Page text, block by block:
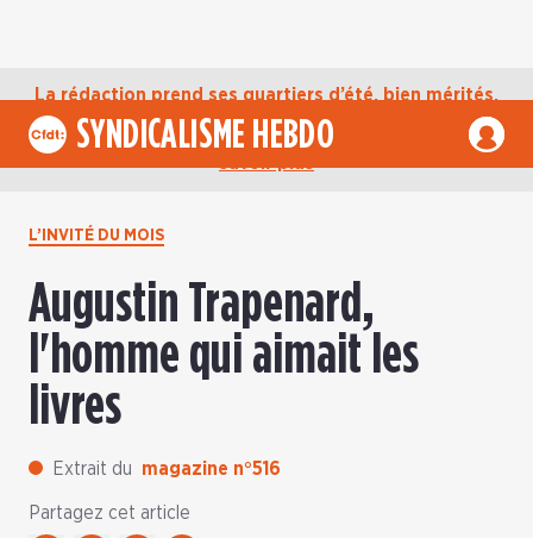
La rédaction prend ses quartiers d’été, bien mérités,
jusqu’au mardi 1er septembre. D’ici là, retrouvez
l’actualité de la CFDT sur notre compte Bluesky. En
SYNDICALISME HEBDO
L’INVITÉ DU MOIS
Augustin Trapenard,
l'homme qui aimait les
livres
Extrait du magazine n°516
Partagez cet article